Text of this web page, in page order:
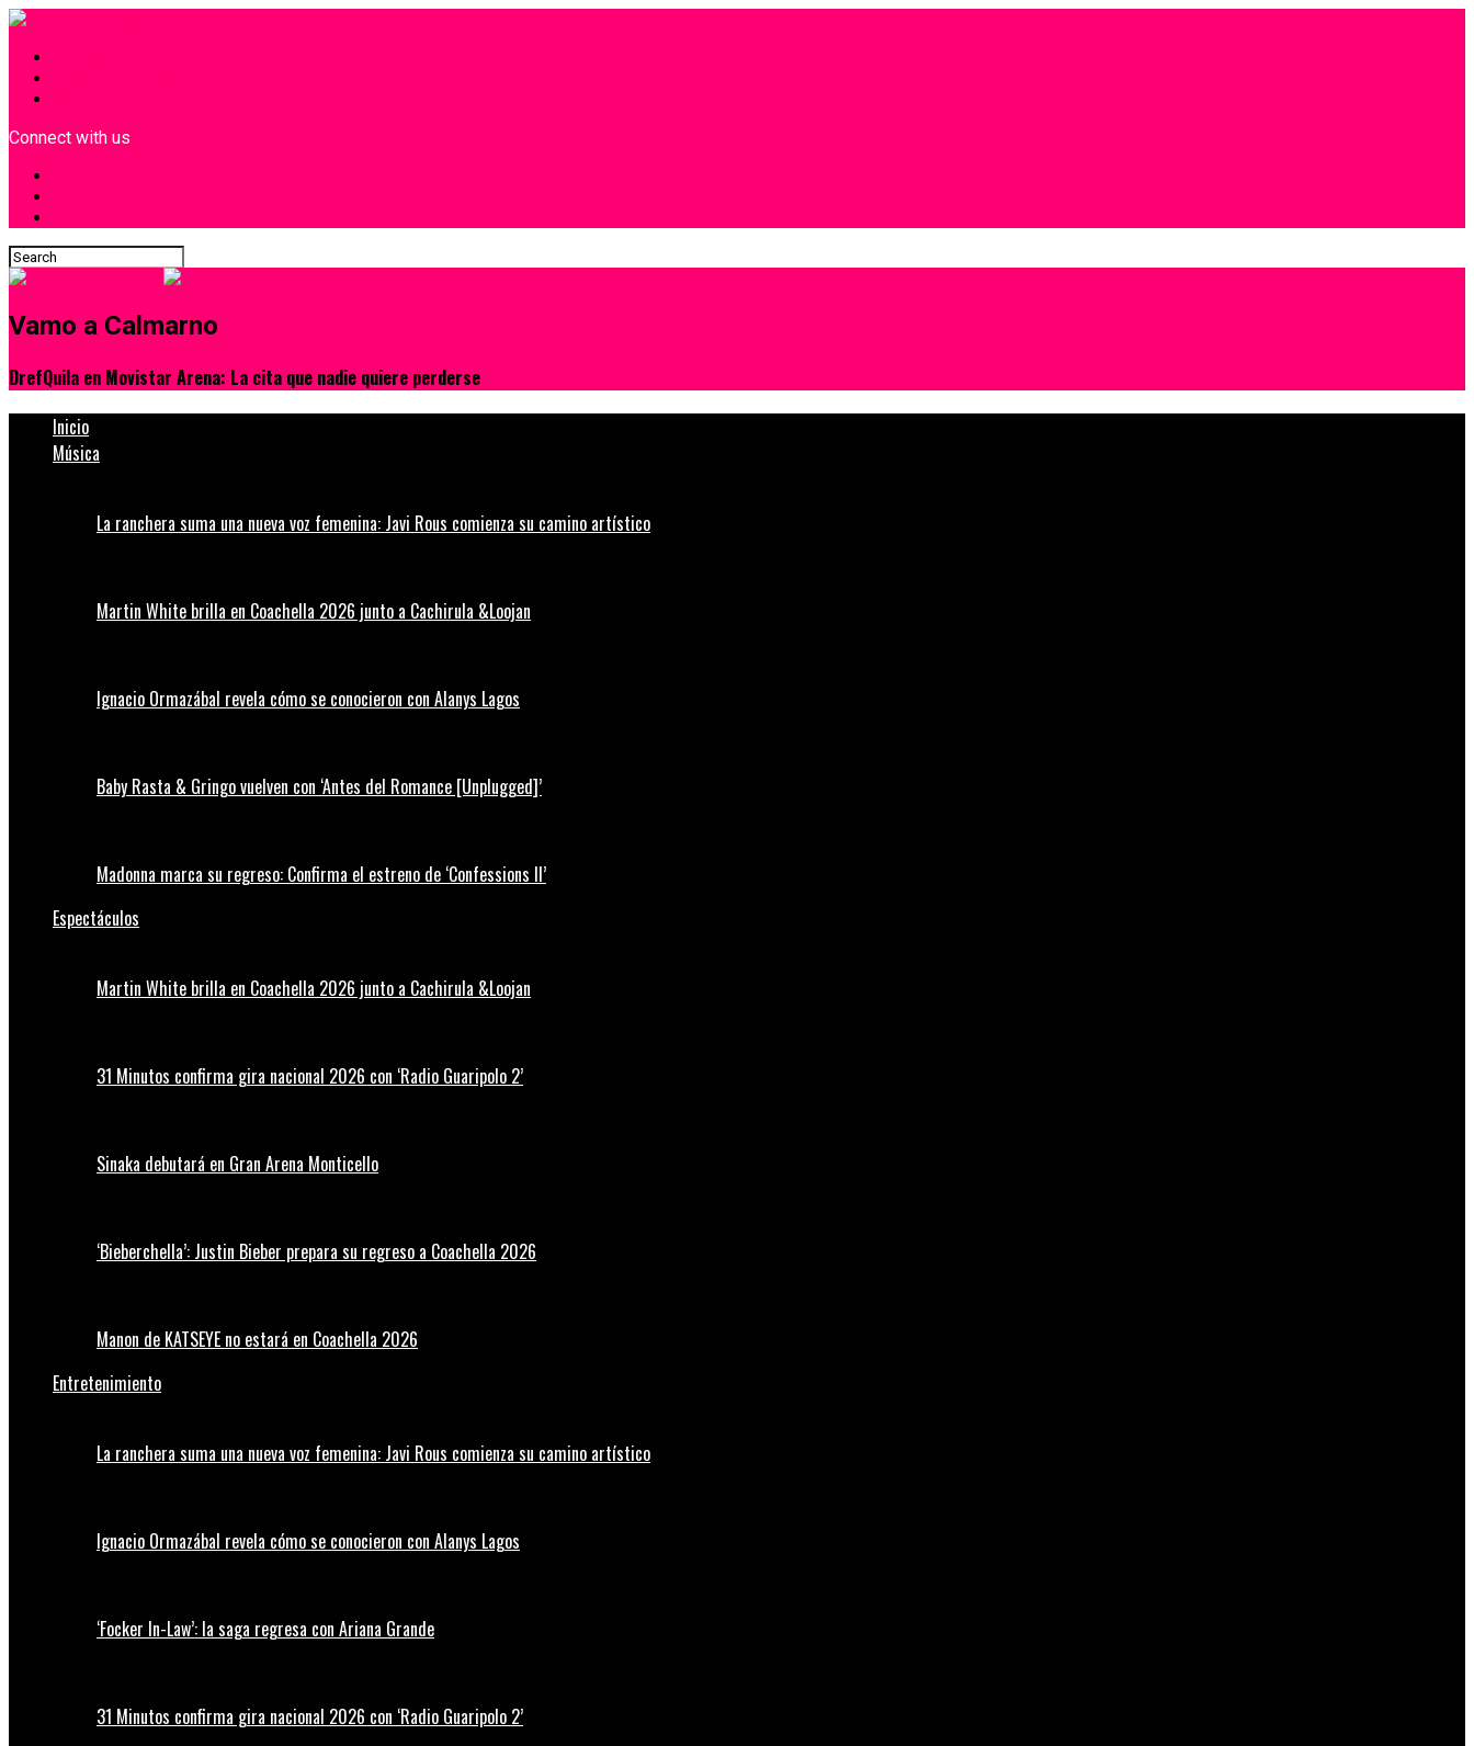
Connect with us
Vamo a Calmarno
DrefQuila en Movistar Arena: La cita que nadie quiere perderse
Inicio
Música
La ranchera suma una nueva voz femenina: Javi Rous comienza su camino artístico
Martin White brilla en Coachella 2026 junto a Cachirula &Loojan
Ignacio Ormazábal revela cómo se conocieron con Alanys Lagos
Baby Rasta & Gringo vuelven con ‘Antes del Romance [Unplugged]’
Madonna marca su regreso: Confirma el estreno de ‘Confessions II’
Espectáculos
Martin White brilla en Coachella 2026 junto a Cachirula &Loojan
31 Minutos confirma gira nacional 2026 con ‘Radio Guaripolo 2’
Sinaka debutará en Gran Arena Monticello
‘Bieberchella’: Justin Bieber prepara su regreso a Coachella 2026
Manon de KATSEYE no estará en Coachella 2026
Entretenimiento
La ranchera suma una nueva voz femenina: Javi Rous comienza su camino artístico
Ignacio Ormazábal revela cómo se conocieron con Alanys Lagos
‘Focker In-Law’: la saga regresa con Ariana Grande
31 Minutos confirma gira nacional 2026 con ‘Radio Guaripolo 2’